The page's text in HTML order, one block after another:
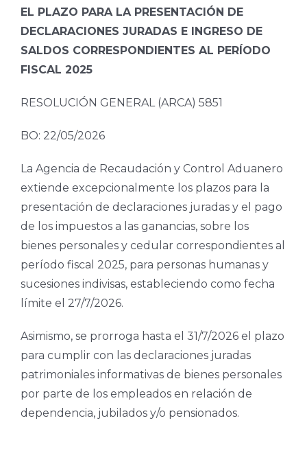
EL PLAZO PARA LA PRESENTACIÓN DE
DECLARACIONES JURADAS E INGRESO DE
SALDOS CORRESPONDIENTES AL PERÍODO
FISCAL 2025
RESOLUCIÓN GENERAL (ARCA) 5851
BO: 22/05/2026
La Agencia de Recaudación y Control Aduanero
extiende excepcionalmente los plazos para la
presentación de declaraciones juradas y el pago
de los impuestos a las ganancias, sobre los
bienes personales y cedular correspondientes al
período fiscal 2025, para personas humanas y
sucesiones indivisas, estableciendo como fecha
límite el 27/7/2026.
Asimismo, se prorroga hasta el 31/7/2026 el plazo
para cumplir con las declaraciones juradas
patrimoniales informativas de bienes personales
por parte de los empleados en relación de
dependencia, jubilados y/o pensionados.